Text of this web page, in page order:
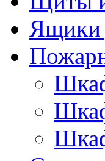
Ящики